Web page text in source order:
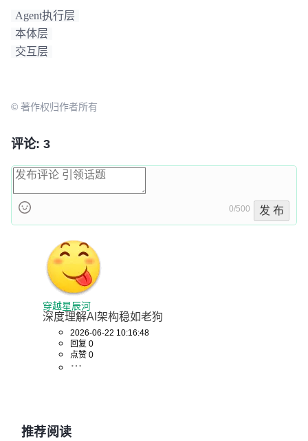
Agent执行层
本体层
交互层
© 著作权归作者所有
评论: 3
0/500 发 布
穿越星辰河
深度理解AI架构稳如老狗
2026-06-22 10:16:48
回复 0
点赞 0
推荐阅读